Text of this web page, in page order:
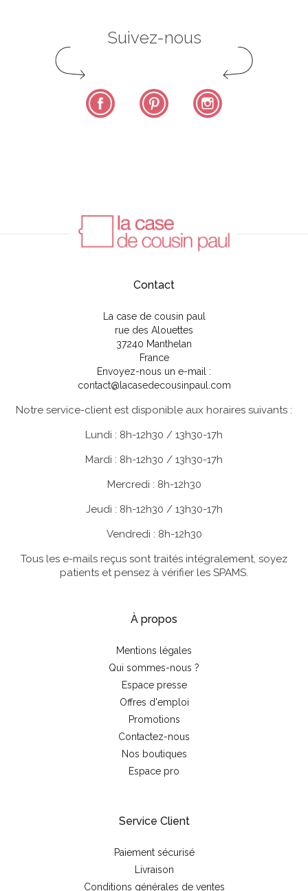
Suivez-nous
Facebook Pinterest
Contact
La case de cousin paul
rue des Alouettes
37240 Manthelan
France
Envoyez-nous un e-mail :
contact@lacasedecousinpaul.com
Notre service-client est disponible aux horaires suivants :
Lundi : 8h-12h30 / 13h30-17h
Mardi : 8h-12h30 / 13h30-17h
Mercredi : 8h-12h30
Jeudi : 8h-12h30 / 13h30-17h
Vendredi : 8h-12h30
Tous les e-mails reçus sont traités intégralement, soyez
patients et pensez à vérifier les SPAMS.
À propos
Mentions légales
Qui sommes-nous ?
Espace presse
Offres d'emploi
Promotions
Contactez-nous
Nos boutiques
Espace pro
Service Client
Paiement sécurisé
Livraison
Conditions générales de ventes